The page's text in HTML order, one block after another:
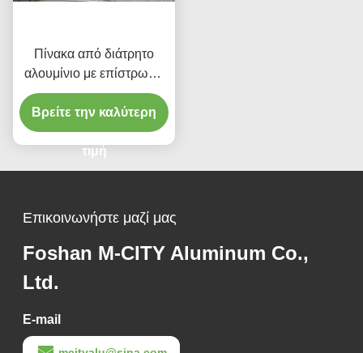
Πίνακα από διάτρητο
αλουμίνιο με επίστρωση
σκόνης με
προσαρμοσμένα
χρώματα RAL και μοτίβα
κοπής λέιζερ για
επένδυση προσόφων
Βρείτε την καλύτερη
τιμή
Επικοινωνήστε μαζί μας
Foshan M-CITY Aluminum Co.,
Ltd.
E-mail